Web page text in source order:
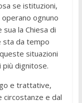
se istituzioni,
ognuno
sua la Chiesa di
sta da tempo
situazioni
dignitose.
e trattative,
e dal